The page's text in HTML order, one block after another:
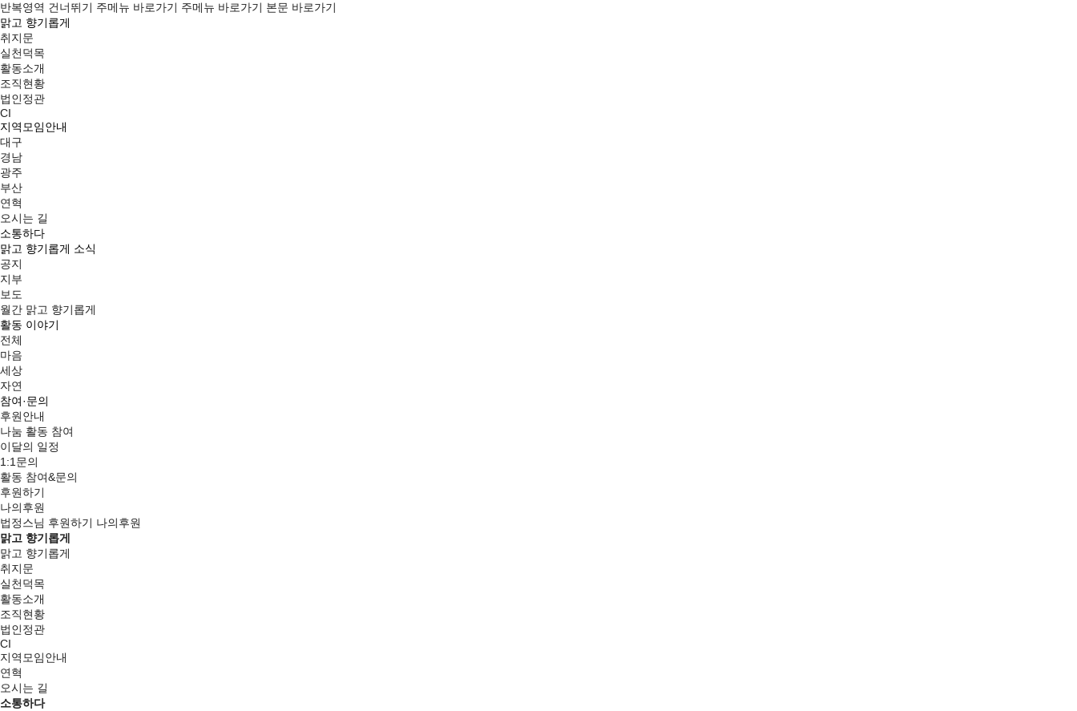
반복영역 건너뛰기 주메뉴 바로가기 주메뉴 바로가기 본문 바로가기
맑고 향기롭게
취지문
실천덕목
활동소개
조직현황
법인정관
CI
지역모임안내
대구
경남
광주
부산
연혁
오시는 길
소통하다
맑고 향기롭게 소식
공지
지부
보도
월간 맑고 향기롭게
활동 이야기
전체
마음
세상
자연
참여·문의
후원안내
나눔 활동 참여
이달의 일정
1:1문의
활동 참여&문의
후원하기
나의후원
법정스님 후원하기 나의후원
맑고 향기롭게
맑고 향기롭게
취지문
실천덕목
활동소개
조직현황
법인정관
CI
지역모임안내
연혁
오시는 길
소통하다